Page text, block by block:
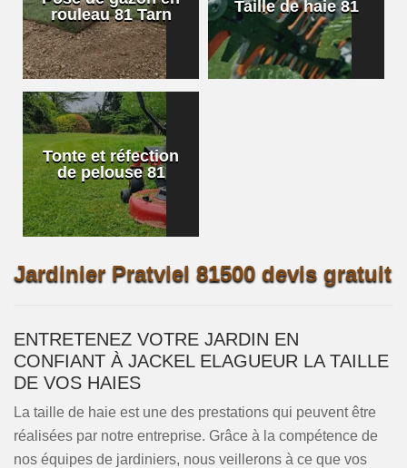
rouleau 81 Tarn
Taille de haie 81
Tonte et réfection
de pelouse 81
Jardinier Pratviel 81500 devis gratuit
ENTRETENEZ VOTRE JARDIN EN
CONFIANT À JACKEL ELAGUEUR LA TAILLE
DE VOS HAIES
La taille de haie est une des prestations qui peuvent être
réalisées par notre entreprise. Grâce à la compétence de
nos équipes de jardiniers, nous veillerons à ce que vos